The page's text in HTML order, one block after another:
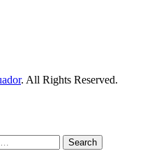
. All Rights Reserved.
Search